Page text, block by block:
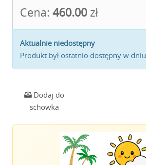
Cena: 460.00 zł
Aktualnie niedostępny
Produkt był ostatnio dostępny w dniu
Dodaj do
schowka